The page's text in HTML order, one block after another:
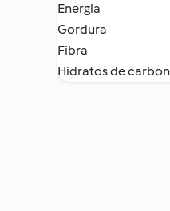
Energia
Gordura
Fibra
Hidratos de